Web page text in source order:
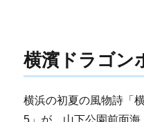
横濱ドラゴン
横浜の初夏の風物詩「